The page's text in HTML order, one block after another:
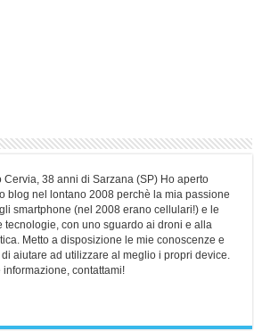
Cervia, 38 anni di Sarzana (SP) Ho aperto
blog nel lontano 2008 perchè la mia passione
smartphone (nel 2008 erano cellulari!) e le
tecnologie, con uno sguardo ai droni e alla
Metto a disposizione le mie conoscenze e
aiutare ad utilizzare al meglio i propri device.
contattami!